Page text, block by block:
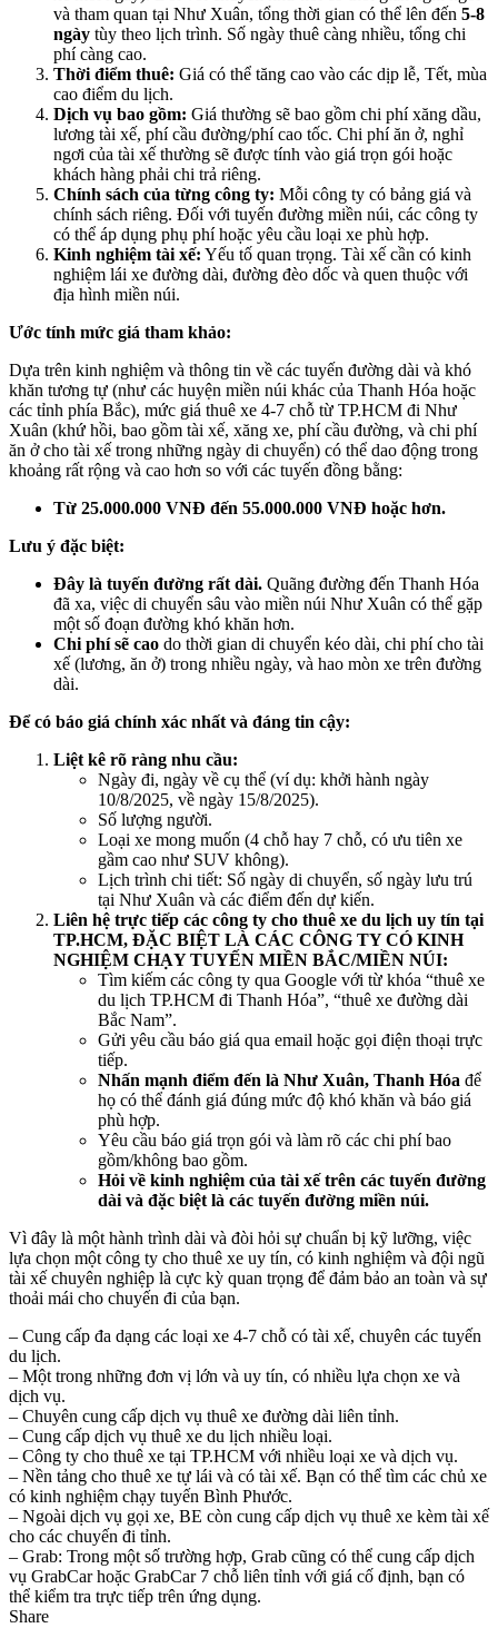
và tham quan tại Như Xuân, tổng thời gian có thể lên đến 5-8
ngày tùy theo lịch trình. Số ngày thuê càng nhiều, tổng chi
phí càng cao.
Thời điểm thuê: Giá có thể tăng cao vào các dịp lễ, Tết, mùa
cao điểm du lịch.
Dịch vụ bao gồm: Giá thường sẽ bao gồm chi phí xăng dầu,
lương tài xế, phí cầu đường/phí cao tốc. Chi phí ăn ở, nghỉ
ngơi của tài xế thường sẽ được tính vào giá trọn gói hoặc
khách hàng phải chi trả riêng.
Chính sách của từng công ty: Mỗi công ty có bảng giá và
chính sách riêng. Đối với tuyến đường miền núi, các công ty
có thể áp dụng phụ phí hoặc yêu cầu loại xe phù hợp.
Kinh nghiệm tài xế: Yếu tố quan trọng. Tài xế cần có kinh
nghiệm lái xe đường dài, đường đèo dốc và quen thuộc với
địa hình miền núi.
Ước tính mức giá tham khảo:
Dựa trên kinh nghiệm và thông tin về các tuyến đường dài và khó
khăn tương tự (như các huyện miền núi khác của Thanh Hóa hoặc
các tỉnh phía Bắc), mức giá thuê xe 4-7 chỗ từ TP.HCM đi Như
Xuân (khứ hồi, bao gồm tài xế, xăng xe, phí cầu đường, và chi phí
ăn ở cho tài xế trong những ngày di chuyển) có thể dao động trong
khoảng rất rộng và cao hơn so với các tuyến đồng bằng:
Từ 25.000.000 VNĐ đến 55.000.000 VNĐ hoặc hơn.
Lưu ý đặc biệt:
Đây là tuyến đường rất dài. Quãng đường đến Thanh Hóa
đã xa, việc di chuyển sâu vào miền núi Như Xuân có thể gặp
một số đoạn đường khó khăn hơn.
Chi phí sẽ cao do thời gian di chuyển kéo dài, chi phí cho tài
xế (lương, ăn ở) trong nhiều ngày, và hao mòn xe trên đường
dài.
Để có báo giá chính xác nhất và đáng tin cậy:
Liệt kê rõ ràng nhu cầu:
Ngày đi, ngày về cụ thể (ví dụ: khởi hành ngày
10/8/2025, về ngày 15/8/2025).
Số lượng người.
Loại xe mong muốn (4 chỗ hay 7 chỗ, có ưu tiên xe
gầm cao như SUV không).
Lịch trình chi tiết: Số ngày di chuyển, số ngày lưu trú
tại Như Xuân và các điểm đến dự kiến.
Liên hệ trực tiếp các công ty cho thuê xe du lịch uy tín tại
TP.HCM, ĐẶC BIỆT LÀ CÁC CÔNG TY CÓ KINH
NGHIỆM CHẠY TUYẾN MIỀN BẮC/MIỀN NÚI:
Tìm kiếm các công ty qua Google với từ khóa “thuê xe
du lịch TP.HCM đi Thanh Hóa”, “thuê xe đường dài
Bắc Nam”.
Gửi yêu cầu báo giá qua email hoặc gọi điện thoại trực
tiếp.
Nhấn mạnh điểm đến là Như Xuân, Thanh Hóa để
họ có thể đánh giá đúng mức độ khó khăn và báo giá
phù hợp.
Yêu cầu báo giá trọn gói và làm rõ các chi phí bao
gồm/không bao gồm.
Hỏi về kinh nghiệm của tài xế trên các tuyến đường
dài và đặc biệt là các tuyến đường miền núi.
Vì đây là một hành trình dài và đòi hỏi sự chuẩn bị kỹ lưỡng, việc
lựa chọn một công ty cho thuê xe uy tín, có kinh nghiệm và đội ngũ
tài xế chuyên nghiệp là cực kỳ quan trọng để đảm bảo an toàn và sự
thoải mái cho chuyến đi của bạn.
– Cung cấp đa dạng các loại xe 4-7 chỗ có tài xế, chuyên các tuyến
du lịch.
– Một trong những đơn vị lớn và uy tín, có nhiều lựa chọn xe và
dịch vụ.
– Chuyên cung cấp dịch vụ thuê xe đường dài liên tỉnh.
– Cung cấp dịch vụ thuê xe du lịch nhiều loại.
– Công ty cho thuê xe tại TP.HCM với nhiều loại xe và dịch vụ.
– Nền tảng cho thuê xe tự lái và có tài xế. Bạn có thể tìm các chủ xe
có kinh nghiệm chạy tuyến Bình Phước.
– Ngoài dịch vụ gọi xe, BE còn cung cấp dịch vụ thuê xe kèm tài xế
cho các chuyến đi tỉnh.
– Grab: Trong một số trường hợp, Grab cũng có thể cung cấp dịch
vụ GrabCar hoặc GrabCar 7 chỗ liên tỉnh với giá cố định, bạn có
thể kiểm tra trực tiếp trên ứng dụng.
Share